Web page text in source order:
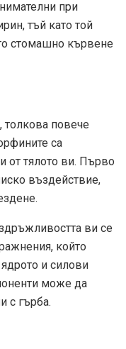
при
тъй като той
стомашно кървене
толкова повече
са
от тялото ви. Първо
въздействие,
ви се
който
и силови
може да
с гърба.